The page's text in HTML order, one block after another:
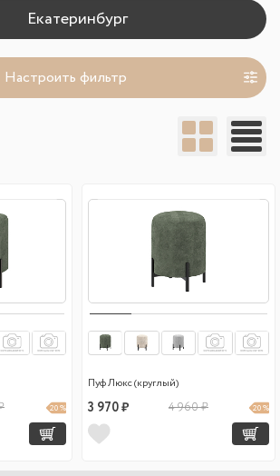
Настроить фильтр
20 %
Пуф Люкс (круглый)
3 970 ₽ 4 960 ₽ 20 %